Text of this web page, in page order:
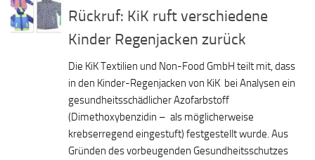
Rückruf: KiK ruft verschiedene
Kinder Regenjacken zurück
Die KiK Textilien und Non-Food GmbH teilt mit, dass
in den Kinder-Regenjacken von KiK bei Analysen ein
gesundheitsschädlicher Azofarbstoff
(Dimethoxybenzidin – als möglicherweise
krebserregend eingestuft) festgestellt wurde. Aus
Gründen des vorbeugenden Gesundheitsschutzes